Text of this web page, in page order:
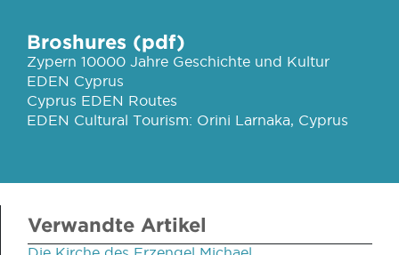
Broshures (pdf)
Zypern 10000 Jahre Geschichte und Kultur
EDEN Cyprus
Cyprus EDEN Routes
EDEN Cultural Tourism: Orini Larnaka, Cyprus
Verwandte Artikel